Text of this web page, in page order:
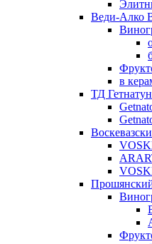
Веди-Алко
в
ТД Гетнатун